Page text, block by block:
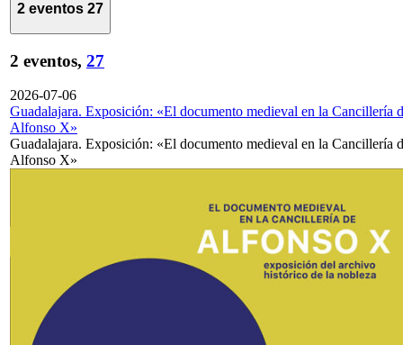
2 eventos 27
2 eventos, 27
2026-07-06
Guadalajara. Exposición: «El documento medieval en la Cancillería
Alfonso X»
Guadalajara. Exposición: «El documento medieval en la Cancillería
Alfonso X»